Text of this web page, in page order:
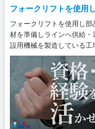
フォークリフトを使用
フォークリフトを使用し
材を準備しラインへ供給
設用機械を製造している工